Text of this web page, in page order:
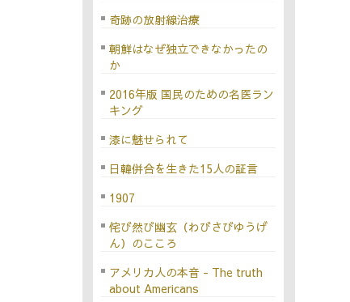
奇跡の放射線治療
朝鮮はなぜ独立できなかったの
か
2016年版 国民のための名医ラン
キング
漆に魅せられて
日韓併合を生きた15人の証言
1907
侘び然び幽玄（わびさびゆうげ
ん）のこころ
アメリカ人の本音 - The truth
about Americans